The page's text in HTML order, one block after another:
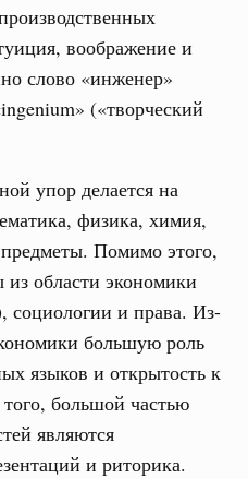
воображение и
слово «инженер»
(«творческий
упор делается на
физика, химия,
Помимо этого,
области экономики
социологии и права. Из-
большую роль
языков и открытость к
большой частью
являются
и риторика.